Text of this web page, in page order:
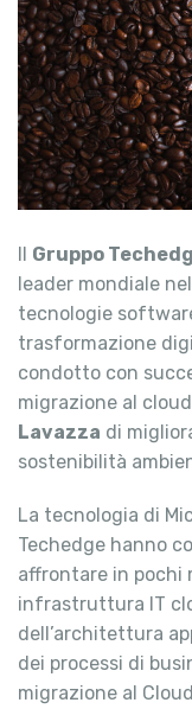
Gruppo
leader mondiale
tecnologie
trasformazione
condotto con
migrazione al
Lavazza di
sostenibilità
La tecnologia di
Techedge hanno
affrontare in pochi
infrastruttura IT
dell’architettura
dei processi di
migrazione al